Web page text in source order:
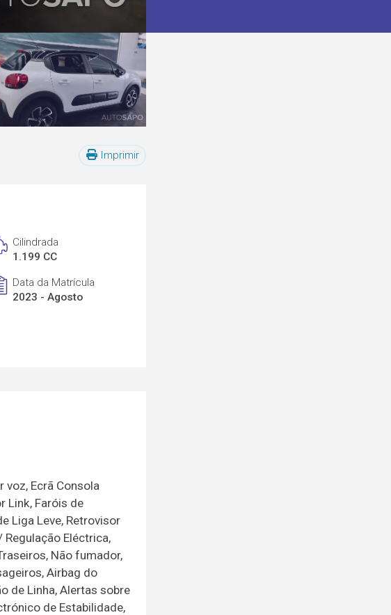
Imprimir
Cilindrada
1.199 CC
Data da Matrícula
2023 - Agosto
Ecrã Consola
Link, Faróis de
Liga Leve, Retrovisor
Eléctrica,
Não fumador,
Airbag do
de Linha, Alertas sobre
de Estabilidade,